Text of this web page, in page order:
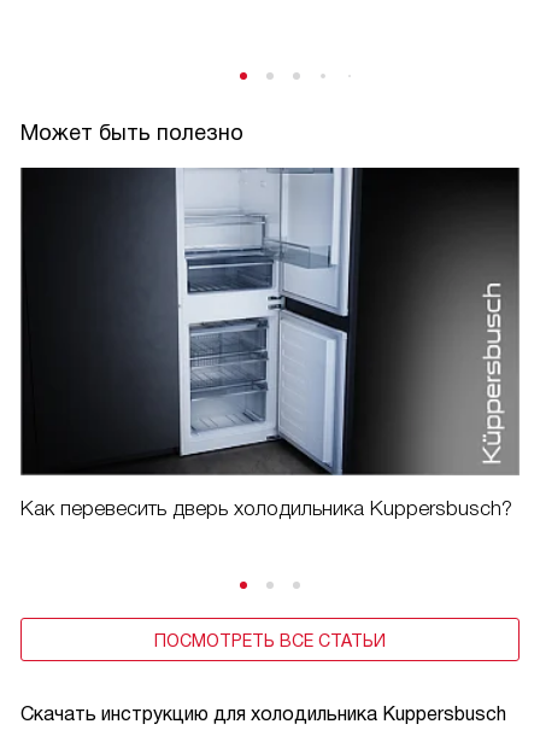
Скачать инструкцию для холодильника Kuppersbusch
Может быть полезно
Как перевесить дверь холодильника Kuppersbusch?
ПОСМОТРЕТЬ ВСЕ СТАТЬИ